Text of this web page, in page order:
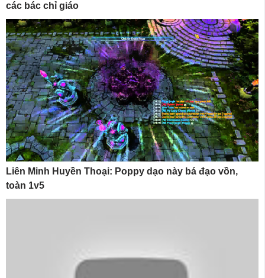
các bác chỉ giáo
Liên Minh Huyền Thoại: Poppy dạo này bá đạo vồn,
toàn 1v5